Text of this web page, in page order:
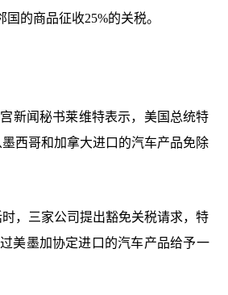
的商品征收25%的关税。
新闻秘书莱维特表示，美国总统特
西哥和加拿大进口的汽车产品免除
，三家公司提出豁免关税请求，特
美墨加协定进口的汽车产品给予一